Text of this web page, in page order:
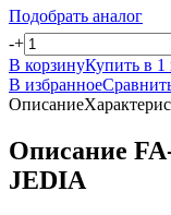
Подобрать аналог
-+
В корзинуКупить в 1
В избранное
Описание
Описание
JEDIA